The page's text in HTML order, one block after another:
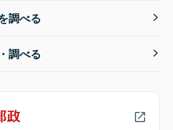
調べる
調べる